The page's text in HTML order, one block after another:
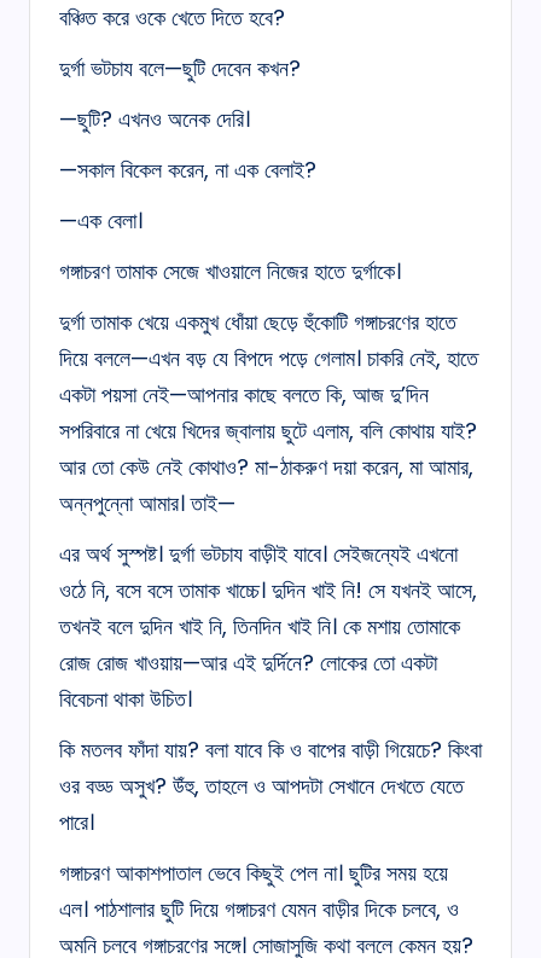
বঞ্চিত করে ওকে খেতে দিতে হবে?
দুর্গা ভটচায বলে—ছুটি দেবেন কখন?
—ছুটি? এখনও অনেক দেরি।
—সকাল বিকেল করেন, না এক বেলাই?
—এক বেলা।
গঙ্গাচরণ তামাক সেজে খাওয়ালে নিজের হাতে দুর্গাকে।
দুর্গা তামাক খেয়ে একমুখ ধোঁয়া ছেড়ে হুঁকোটি গঙ্গাচরণের হাতে
দিয়ে বললে—এখন বড় যে বিপদে পড়ে গেলাম। চাকরি নেই, হাতে
একটা পয়সা নেই—আপনার কাছে বলতে কি, আজ দু’দিন
সপরিবারে না খেয়ে খিদের জ্বালায় ছুটে এলাম, বলি কোথায় যাই?
আর তো কেউ নেই কোথাও? মা-ঠাকরুণ দয়া করেন, মা আমার,
অন্নপুন্নো আমার। তাই—
এর অর্থ সুস্পষ্ট। দুর্গা ভটচায বাড়ীই যাবে। সেইজন্যেই এখনো
ওঠে নি, বসে বসে তামাক খাচ্চে। দুদিন খাই নি! সে যখনই আসে,
তখনই বলে দুদিন খাই নি, তিনদিন খাই নি। কে মশায় তোমাকে
রোজ রোজ খাওয়ায়—আর এই দুর্দিনে? লোকের তো একটা
বিবেচনা থাকা উচিত।
কি মতলব ফাঁদা যায়? বলা যাবে কি ও বাপের বাড়ী গিয়েচে? কিংবা
ওর বড্ড অসুখ? উঁহু, তাহলে ও আপদটা সেখানে দেখতে যেতে
পারে।
গঙ্গাচরণ আকাশপাতাল ভেবে কিছুই পেল না। ছুটির সময় হয়ে
এল। পাঠশালার ছুটি দিয়ে গঙ্গাচরণ যেমন বাড়ীর দিকে চলবে, ও
অমনি চলবে গঙ্গাচরণের সঙ্গে। সোজাসুজি কথা বললে কেমন হয়?